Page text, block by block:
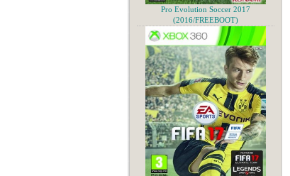
Pro Evolution Soccer 2017
(2016/FREEBOOT)